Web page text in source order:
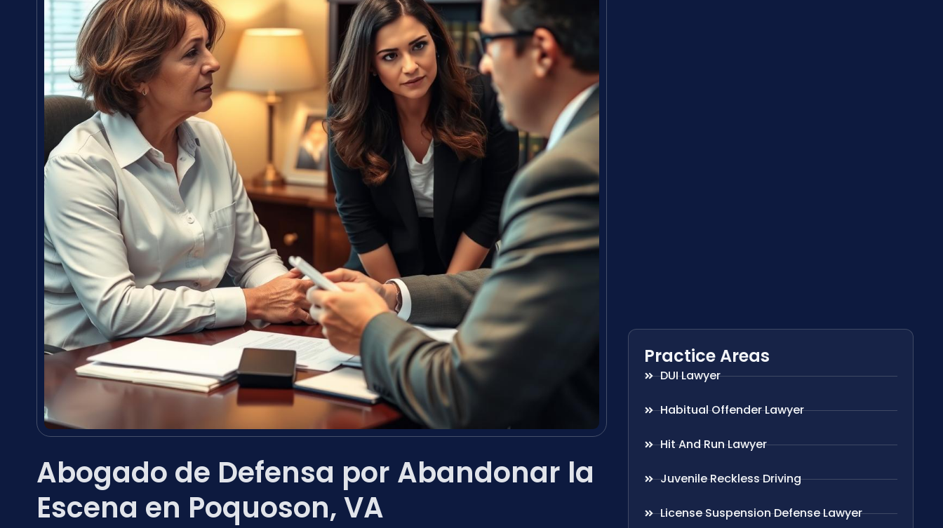
Abogado de Defensa por Abandonar la
Escena en Poquoson, VA
Practice Areas
DUI Lawyer
Habitual Offender Lawyer
Hit And Run Lawyer
Juvenile Reckless Driving
License Suspension Defense Lawyer